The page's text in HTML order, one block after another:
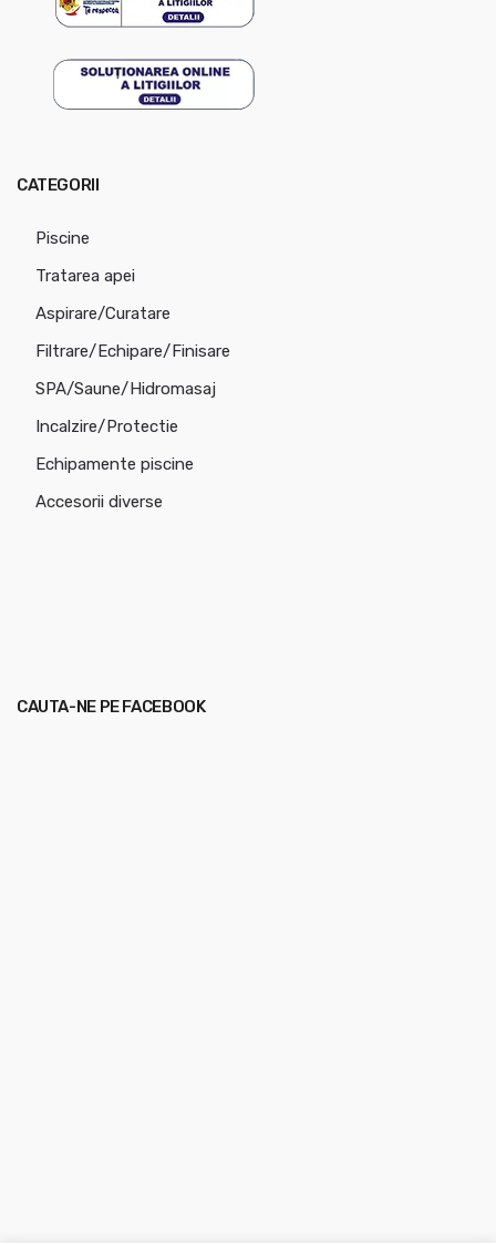
CATEGORII
Piscine
Tratarea apei
Aspirare/Curatare
Filtrare/Echipare/Finisare
SPA/Saune/Hidromasaj
Incalzire/Protectie
Echipamente piscine
Accesorii diverse
CAUTA-NE PE FACEBOOK